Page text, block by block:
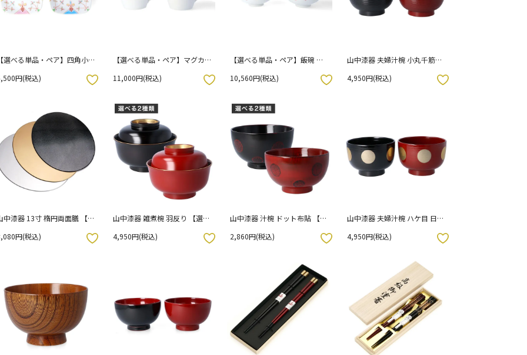
【選べる単品・ペア】四角小皿
） / 銀舟窯
円(税込)
【選べる単品・ペア】マグカッ
ピンク） / 銀舟窯
11,000円(税込)
お気に入りボタン
【選べる単品・ペア】飯碗 花
ク） / 銀舟窯
10,560円(税込)
お気に入りボタン
山中漆器 夫婦汁椀 小丸千筋
4,950円(税込)
お気に入りボタン
中漆器 13寸 楕円両面膳 【選
ラメ円(税込)
山中漆器 雑煮椀 羽反り 【選べ
4,950円(税込)
お気に入りボタン
山中漆器 汁椀 ドット布貼 【選
（赤）
2,860円(税込)
お気に入りボタン
山中漆器 夫婦汁椀 ハケ目 日月
4,950円(税込)
お気に入りボタン